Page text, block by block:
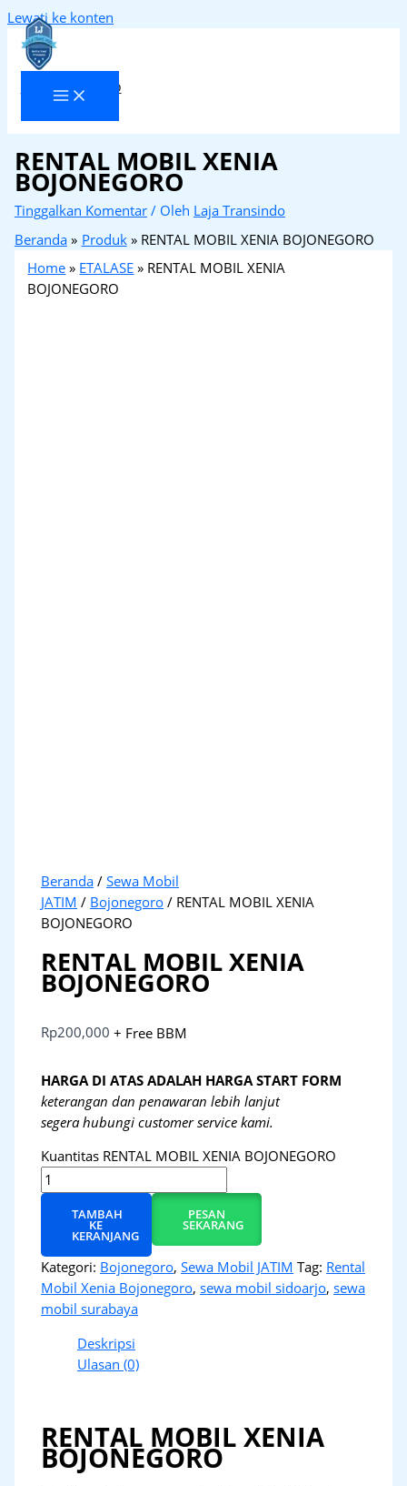
Lewati ke konten
Laja Transindo
RENTAL MOBIL XENIA
BOJONEGORO
Tinggalkan Komentar / Oleh Laja Transindo
Beranda
Produk
RENTAL MOBIL XENIA BOJONEGORO
Home » ETALASE » RENTAL MOBIL XENIA
BOJONEGORO
Beranda /Sewa Mobil
JATIM / Bojonegoro / RENTAL MOBIL XENIA
BOJONEGORO
RENTAL MOBIL XENIA
BOJONEGORO
Rp200,000 + Free BBM
HARGA DI ATAS ADALAH HARGA START FORM
keterangan dan penawaran lebih lanjut
segera hubungi customer service kami.
Kuantitas RENTAL MOBIL XENIA BOJONEGORO
TAMBAH
KE
KERANJANG
PESAN
SEKARANG
Kategori: Bojonegoro,Sewa Mobil JATIM Tag: Rental
Mobil Xenia Bojonegoro,sewa mobil sidoarjo,sewa
mobil surabaya
Deskripsi
Ulasan (0)
RENTAL MOBIL XENIA
BOJONEGORO